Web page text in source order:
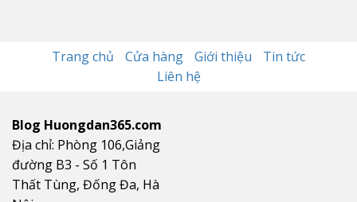
Trang chủ Cửa hàng Giới thiệu
Tin tức
Liên hệ
Blog Huongdan365.com
Địa chỉ: Phòng 106,Giảng
đường B3 - Số 1 Tôn
Thất Tùng, Đống Đa, Hà